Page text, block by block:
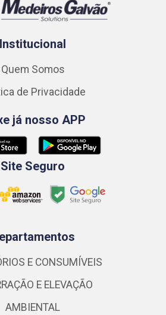
Institucional
Quem Somos
de Privacidade
já nosso APP
Site Seguro
E CONSUMÍVEIS
E ELEVAÇÃO
AMBIENTAL